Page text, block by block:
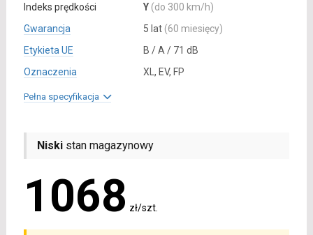
Indeks prędkości
Y (do 300 km/h)
Gwarancja
5 lat (60 miesięcy)
Etykieta UE
B / A / 71 dB
Oznaczenia
XL, EV, FP
Pełna specyfikacja
Niskistan magazynowy
1068 zł/szt.